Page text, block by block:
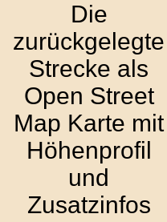
Die
zurückgelegte
Strecke als
Open Street
Map Karte mit
Höhenprofil
und
Zusatzinfos